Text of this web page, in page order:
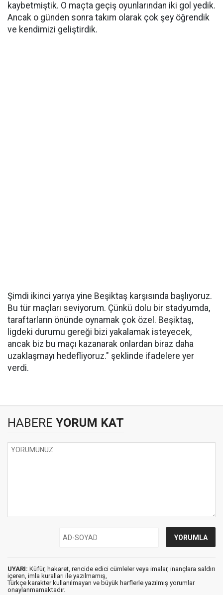
kaybetmiştik. O maçta geçiş oyunlarından iki gol yedik.
Ancak o günden sonra takım olarak çok şey öğrendik
ve kendimizi geliştirdik.
Şimdi ikinci yarıya yine Beşiktaş karşısında başlıyoruz.
Bu tür maçları seviyorum. Çünkü dolu bir stadyumda,
taraftarların önünde oynamak çok özel. Beşiktaş,
ligdeki durumu gereği bizi yakalamak isteyecek,
ancak biz bu maçı kazanarak onlardan biraz daha
uzaklaşmayı hedefliyoruz." şeklinde ifadelere yer
verdi.
HABERE YORUM KAT
UYARI: Küfür, hakaret, rencide edici cümleler veya imalar, inançlara saldırı
içeren, imla kuralları ile yazılmamış,
Türkçe karakter kullanılmayan ve büyük harflerle yazılmış yorumlar
onaylanmamaktadır.